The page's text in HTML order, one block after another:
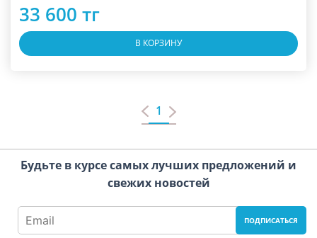
33 600 тг
В КОРЗИНУ
1
Будьте в курсе самых лучших предложений и
свежих новостей